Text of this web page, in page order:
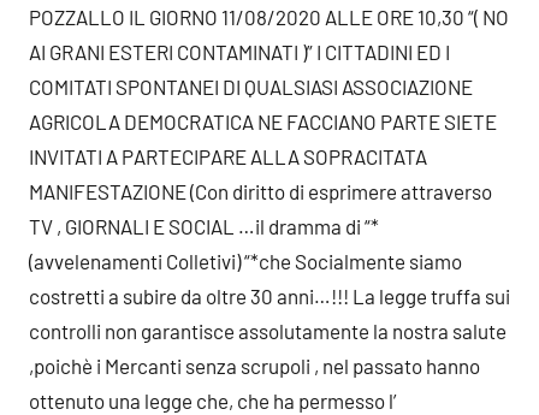
POZZALLO IL GIORNO 11/08/2020 ALLE ORE 10,30 “( NO
AI GRANI ESTERI CONTAMINATI )” I CITTADINI ED I
COMITATI SPONTANEI DI QUALSIASI ASSOCIAZIONE
AGRICOLA DEMOCRATICA NE FACCIANO PARTE SIETE
INVITATI A PARTECIPARE ALLA SOPRACITATA
MANIFESTAZIONE (Con diritto di esprimere attraverso
TV , GIORNALI E SOCIAL …il dramma di “*
(avvelenamenti Colletivi) “*che Socialmente siamo
costretti a subire da oltre 30 anni…!!! La legge truffa sui
controlli non garantisce assolutamente la nostra salute
,poichè i Mercanti senza scrupoli , nel passato hanno
ottenuto una legge che, che ha permesso l’